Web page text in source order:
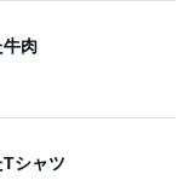
牛肉
シャツ